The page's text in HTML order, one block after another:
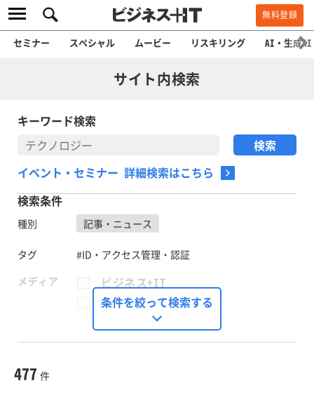
無料登録
セミナー スペシャル ムービー リスキリング AI・生成AI
サイト内検索
キーワード検索
イベント・セミナー 詳細検索はこちら
検索条件
種別 記事・ニュース
タグ
#ID・アクセス管理・認証
メディア
ビジネス+IT
FinTech Journal
Seizo Trend
条件を絞って検索する
477 件